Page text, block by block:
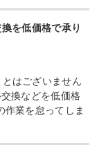
を低価格で承り
はございません
換などを低価格
作業を怠ってしま